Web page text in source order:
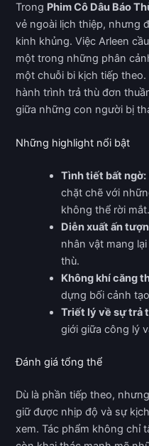
Trong Phim Cô Dâu Báo
vẻ ngoài lịch thiệp, nhưng
kinh khủng. Việc Arleen
một trong những phân
một chuỗi bi kịch tiếp
hành trình trả thù đơn
giữa những con người bị
Những highlight nổi bật
Tình tiết bất ngờ:
chặt chẽ với
không thể rời mắt.
Diễn xuất ấn
nhân vật mang
thù.
Không khí căng
dựng bối cảnh
Triết lý về sự trả
giới giữa công lý
Đánh giá tổng thể
Dù là phần tiếp theo, nhưng
giữ được nhịp độ và sự
xem. Tác phẩm không chỉ